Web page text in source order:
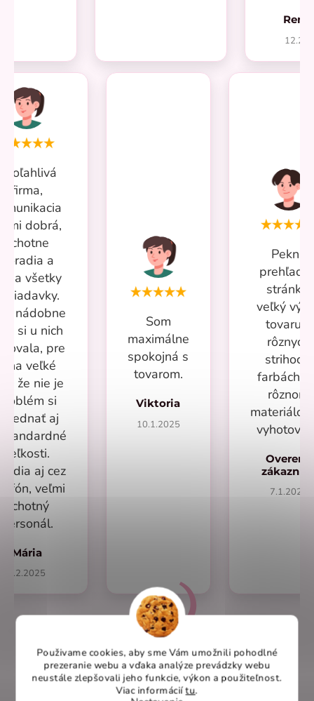
Použivame cookies, aby sme Vám umožnili pohodlné
prezeranie webu a vďaka analýze prevádzky webu
neustále zlepšovali jeho funkcie, výkon a použiteľnost.
Viac informáciítu.
firma,
dobrá,
ochotne
poradia a
všetky
nádobne
si u nich
pre
veľké
že nie je
si
aj
veľkosti.
aj cez
veľmi
ochotný
personál.
Mária
1.2.2025
Som
maximálne
spokojná s
tovarom.
Viktoria
10.1.2025
Pekná
stránka,
veľký
tovaru v
rôznych
strihoch,
farbách a
rôznom
Overený
7.1.2025
Overené recenzie na heureka.sk